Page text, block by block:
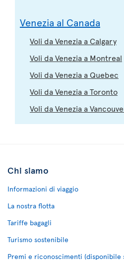
Venezia al Canada
Voli da Venezia a Calgary
Voli da Venezia a Montreal
Voli da Venezia a Quebec
Voli da Venezia a Toronto
Voli da Venezia a
Chi siamo
Informazioni di viaggio
La nostra flotta
Tariffe bagagli
Turismo sostenibile
Premi e riconoscimenti (disponibile